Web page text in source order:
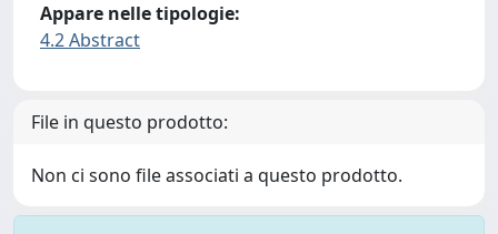
Appare nelle tipologie:
4.2 Abstract
File in questo prodotto:
Non ci sono file associati a questo prodotto.